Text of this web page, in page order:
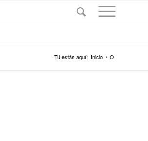
Tú estás aquí: Inicio / O